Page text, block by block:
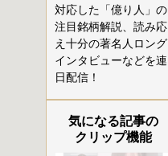
対応した「億り人」の
注目銘柄解説、読み応
え十分の著名人ロング
インタビューなどを連
日配信！
気になる記事の
クリップ機能